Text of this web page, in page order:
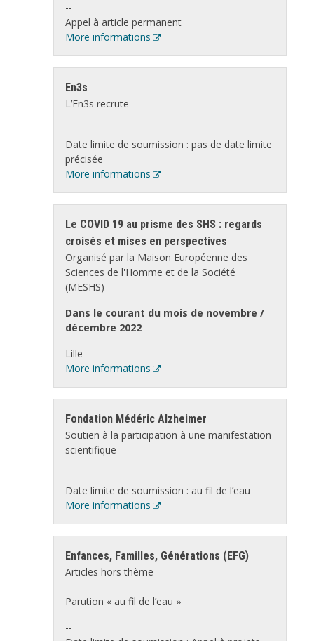
--
Appel à article permanent
More informations
En3s
L’En3s recrute
--
Date limite de soumission : pas de date limite
précisée
More informations
Le COVID 19 au prisme des SHS : regards
croisés et mises en perspectives
Organisé par la Maison Européenne des
Sciences de l'Homme et de la Société
(MESHS)
Dans le courant du mois de novembre /
décembre 2022
Lille
More informations
Fondation Médéric Alzheimer
Soutien à la participation à une manifestation
scientifique
--
Date limite de soumission : au fil de l’eau
More informations
Enfances, Familles, Générations (EFG)
Articles hors thème
Parution « au fil de l’eau »
--